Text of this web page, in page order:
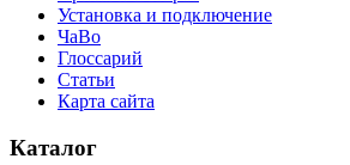
Установка и подключение
ЧаВо
Глоссарий
Статьи
Карта сайта
Каталог